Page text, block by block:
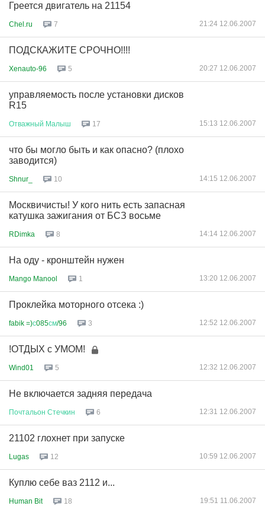
Греется двигатель на 21154
Chel.ru 7 21:24 12.06.2007
ПОДСКАЖИТЕ СРОЧНО!!!!
Xenauto-96 5 20:27 12.06.2007
управляемость после установки дисков
R15
Отважный Малыш 17 15:13 12.06.2007
что бы могло быть и как опасно? (плохо
заводится)
Shnur_ 10 14:15 12.06.2007
Москвичисты! У кого нить есть запасная
катушка зажигания от БСЗ восьме
RDimka 8 14:14 12.06.2007
На оду - кронштейн нужен
Mango Manool 1 13:20 12.06.2007
Проклейка моторного отсека :)
fabik =)с085см/96 3 12:52 12.06.2007
!ОТДЫХ с УМОМ!
Wind01 5 12:32 12.06.2007
Не включается задняя передача
Почтальон Стечкин 6 12:31 12.06.2007
21102 глохнет при запуске
Lugas 12 10:59 12.06.2007
Куплю себе ваз 2112 и...
Human Bit 18 19:51 11.06.2007